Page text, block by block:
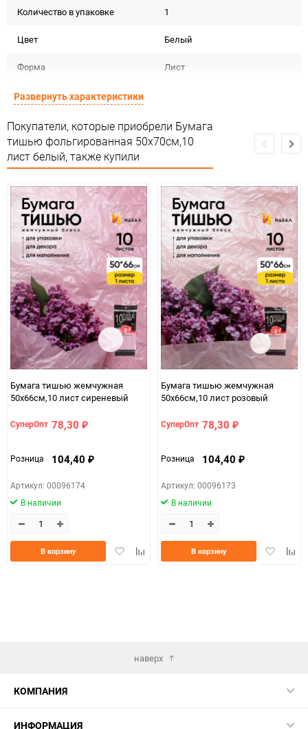
Количество в упаковке 1
Цвет Белый
Форма Лист
Срок годности
Страна изготовителя КИТАЙ
Предназначение товара Подарочная упаковка
Особые условия Особых условий не требует
Минимальное количество
Количество в коробке 300
Единица измерения упак
Развернуть характеристики
Покупатели, которые приобрели Бумага
тишью фольгированная 50х70см,10
лист белый, также купили
Бумага тишью жемчужная
50х66см,10 лист сиреневый
СуперОпт 78,30 ₽
Розница 104,40 ₽
Артикул: 00096174
В наличии
ДобавитьДобавить
В корзину
Бумага тишью жемчужная
50х66см,10 лист розовый
СуперОпт 78,30 ₽
Розница 104,40 ₽
Артикул: 00096173
В наличии
Добавить
В корзину
наверх
КОМПАНИЯ
ИНФОРМАЦИЯ